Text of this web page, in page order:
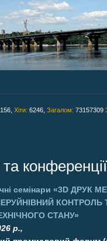
Хіти: 6246, Загалом: 73157309
конференції
семінари «3D ДРУК
КОНТРОЛЬ
СТАНУ»
р.,